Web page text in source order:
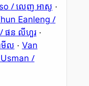
/ លេញ អាសូ ·
Eanleng /
/ ផន លីហួរ·
មីល · Van
/